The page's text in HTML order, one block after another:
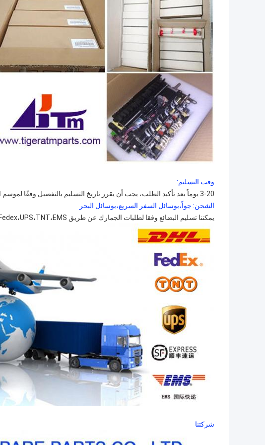
وقت التسليم:
3-20 يوماً بعد تأكيد الطلب، يجب أن يقرر تاريخ التسليم بالتفصيل وفقًا لموسم الإنتاج وكمية الطلب.
الشحن: جواً،بوسائل السفر السريع،بوسائل البحر
يمكننا تسليم البضائع وفقا لطلبات الجمارك عن طريق DHL،Fedex،UPS،TNT،EMS،الخ.
شركتنا